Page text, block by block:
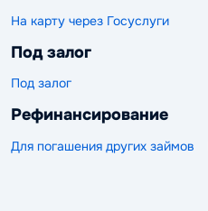
На карту через Госуслуги
Под залог
Под залог
Рефинансирование
Для погашения других займов